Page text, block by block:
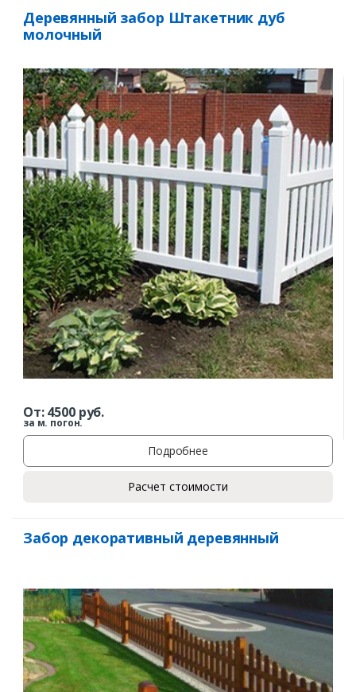
Деревянный забор Штакетник дуб
молочный
От:4500руб.
за м. погон.
Подробнее
Расчет стоимости
Забор декоративный деревянный